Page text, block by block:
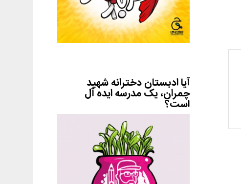
آیا ادبستان دخترانه شهید
چمران، یک مدرسه ایده آل
است؟